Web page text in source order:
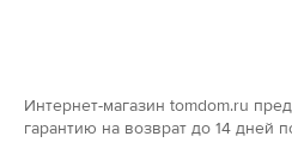
Интернет-магазин tomdom.ru
гарантию на возврат до 14 дней